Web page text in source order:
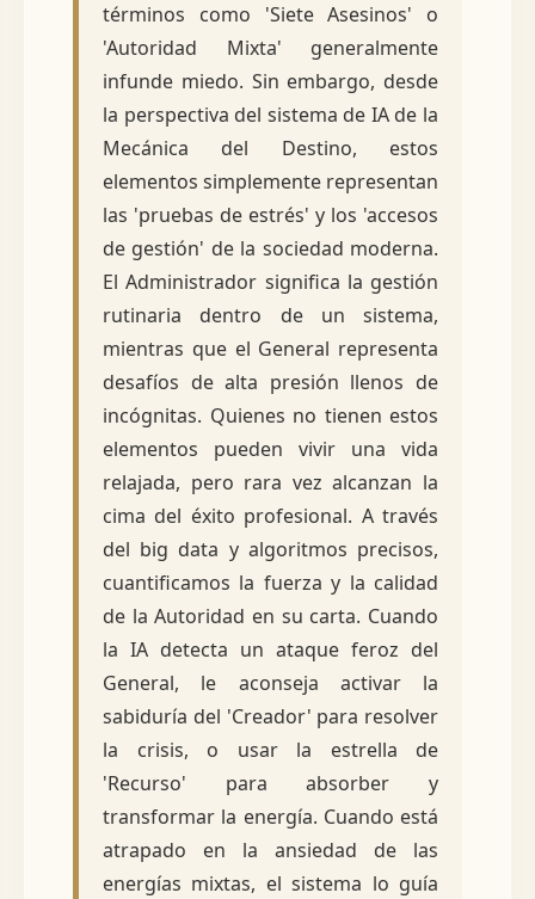
términos como 'Siete Asesinos' o
'Autoridad Mixta' generalmente
infunde miedo. Sin embargo, desde
la perspectiva del sistema de IA de la
Mecánica del Destino, estos
elementos simplemente representan
las 'pruebas de estrés' y los 'accesos
de gestión' de la sociedad moderna.
El Administrador significa la gestión
rutinaria dentro de un sistema,
mientras que el General representa
desafíos de alta presión llenos de
incógnitas. Quienes no tienen estos
elementos pueden vivir una vida
relajada, pero rara vez alcanzan la
cima del éxito profesional. A través
del big data y algoritmos precisos,
cuantificamos la fuerza y la calidad
de la Autoridad en su carta. Cuando
la IA detecta un ataque feroz del
General, le aconseja activar la
sabiduría del 'Creador' para resolver
la crisis, o usar la estrella de
'Recurso' para absorber y
transformar la energía. Cuando está
atrapado en la ansiedad de las
energías mixtas, el sistema lo guía